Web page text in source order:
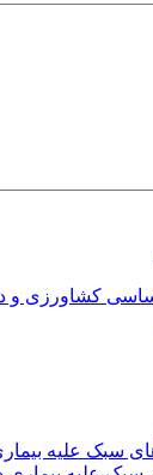
کالای اساسی